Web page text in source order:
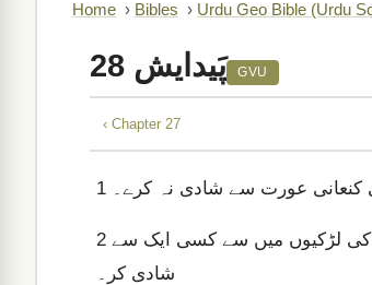
Home › Bibles › Urdu Geo Bible (Urdu
پَیدایش 28 GVU
‹ Chapter 27
1 کنعانی عورت سے شادی نہ کرے۔
2
شادی کر۔